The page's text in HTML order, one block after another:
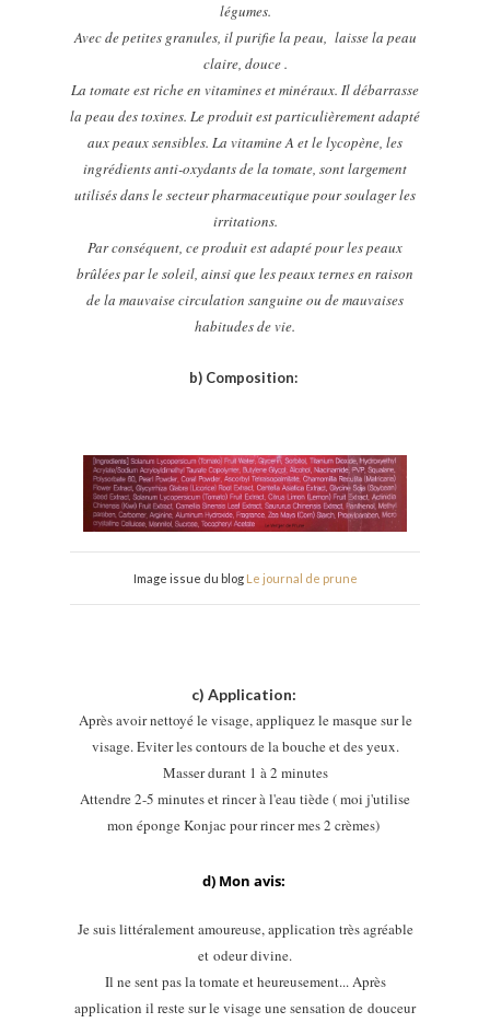
légumes.
Avec de petites granules, il purifie la peau, laisse la peau
claire, douce .
La tomate est riche en vitamines et minéraux. Il débarrasse
la peau des toxines. Le produit est particulièrement adapté
aux peaux sensibles. La vitamine A et le lycopène, les
ingrédients anti-oxydants de la tomate, sont largement
utilisés dans le secteur pharmaceutique pour soulager les
irritations.
Par conséquent, ce produit est adapté pour les peaux
brûlées par le soleil, ainsi que les peaux ternes en raison
de la mauvaise circulation sanguine ou de mauvaises
habitudes de vie.
b) Composition:
Image issue du blog Le journal de prune
c) Application:
Après avoir nettoyé le visage, appliquez le masque sur le
visage. Eviter les contours de la bouche et des yeux.
Masser durant 1 à 2 minutes
Attendre 2-5 minutes et rincer à l'eau tiède ( moi j'utilise
mon éponge Konjac pour rincer mes 2 crèmes)
d) Mon avis:
Je suis littéralement amoureuse, application très agréable
et odeur divine.
Il ne sent pas la tomate et heureusement... Après
application il reste sur le visage une sensation de douceur